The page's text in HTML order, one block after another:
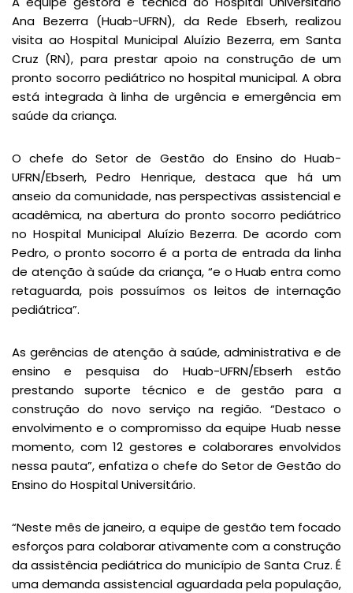
Ana Bezerra (Huab-UFRN), da Rede Ebserh, realizou
visita ao Hospital Municipal Aluízio Bezerra, em Santa
Cruz (RN), para prestar apoio na construção de um
pronto socorro pediátrico no hospital municipal. A obra
está integrada à linha de urgência e emergência em
saúde da criança.
O chefe do Setor de Gestão do Ensino do Huab-
UFRN/Ebserh, Pedro Henrique, destaca que há um
anseio da comunidade, nas perspectivas assistencial e
acadêmica, na abertura do pronto socorro pediátrico
no Hospital Municipal Aluízio Bezerra. De acordo com
Pedro, o pronto socorro é a porta de entrada da linha
de atenção à saúde da criança, “e o Huab entra como
retaguarda, pois possuímos os leitos de internação
pediátrica”.
As gerências de atenção à saúde, administrativa e de
ensino e pesquisa do Huab-UFRN/Ebserh estão
prestando suporte técnico e de gestão para a
construção do novo serviço na região. “Destaco o
envolvimento e o compromisso da equipe Huab nesse
momento, com 12 gestores e colaborares envolvidos
nessa pauta”, enfatiza o chefe do Setor de Gestão do
Ensino do Hospital Universitário.
“Neste mês de janeiro, a equipe de gestão tem focado
esforços para colaborar ativamente com a construção
da assistência pediátrica do município de Santa Cruz. É
uma demanda assistencial aguardada pela população,